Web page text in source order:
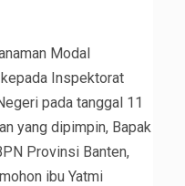
Modal
Inspektorat
pada tanggal 11
yang dipimpin, Bapak
Provinsi Banten,
ibu Yatmi